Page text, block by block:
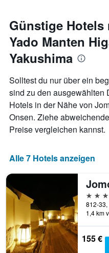
Günstige
Yado Manten
Yakushima
Solltest du nur über ein
sind zu den ausgewählten
Hotels in der Nähe von
Onsen. Ziehe
Preise vergleichen kannst.
Alle 7 Hotels anzeigen
3
1,4 km
155 €